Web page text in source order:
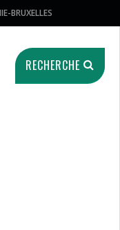
BRUXELLES
RECHERCHE